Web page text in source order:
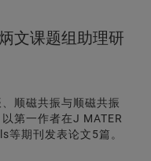
文课题组助理研
顺磁共振与顺磁共振
第一作者在J MATER
期刊发表论文5篇。